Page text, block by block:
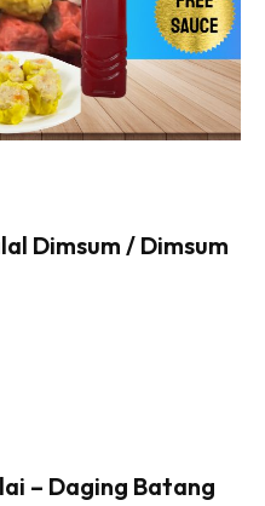
Dimsum / Dimsum
– Daging Batang